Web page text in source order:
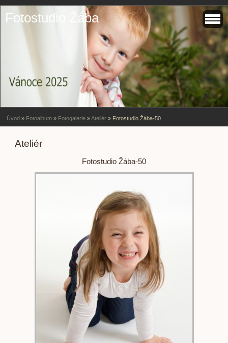
Fotostudio Žába
Úvod » Fotoalbum » Fotogalerie »Ateliér » Fotostudio Žába-50
Ateliér
Fotostudio Žába-50